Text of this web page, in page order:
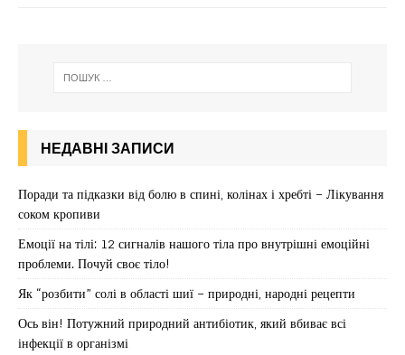
НЕДАВНІ ЗАПИСИ
Поради та підказки від болю в спині, колінах і хребті – Лікування
соком кропиви
Емоції на тілі: 12 сигналів нашого тіла про внутрішні емоційні
проблеми. Почуй своє тіло!
Як “розбити” солі в області шиї – природні, народні рецепти
Ось він! Потужний природний антибіотик, який вбиває всі
інфекції в організмі